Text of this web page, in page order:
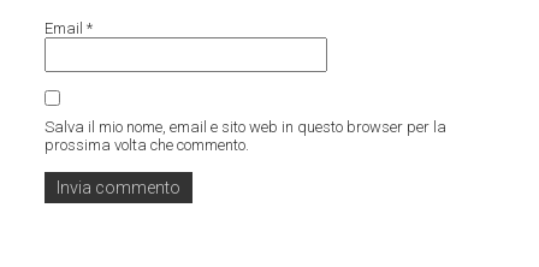
Email*
Salva il mio nome, email e sito web in questo browser per la
prossima volta che commento.